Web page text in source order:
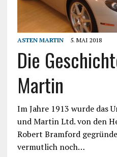
ASTEN MARTIN 5. MAI 2018
Die
Martin
Im Jahre 1913 wurde das
und Martin Ltd. von den
Robert Bramford
vermutlich noch…